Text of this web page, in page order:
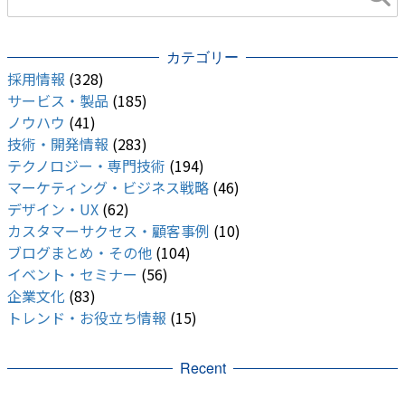
カテゴリー
採用情報 (328)
サービス・製品 (185)
ノウハウ (41)
技術・開発情報 (283)
テクノロジー・専門技術 (194)
マーケティング・ビジネス戦略 (46)
デザイン・UX (62)
カスタマーサクセス・顧客事例 (10)
ブログまとめ・その他 (104)
イベント・セミナー (56)
企業文化 (83)
トレンド・お役立ち情報 (15)
Recent